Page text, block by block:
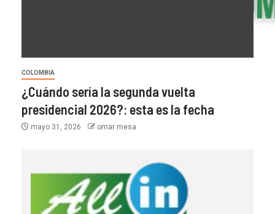
COLOMBIA
¿Cuándo sería la segunda vuelta
presidencial 2026?: esta es la fecha
mayo 31, 2026 omar mesa